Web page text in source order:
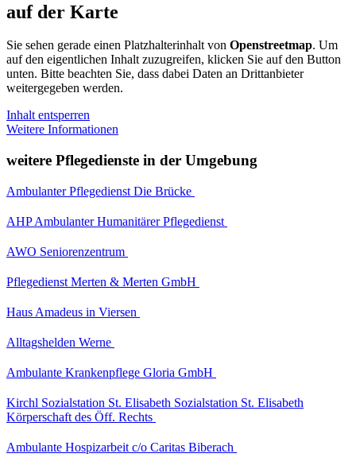
auf der Karte
Sie sehen gerade einen Platzhalterinhalt von Openstreetmap. Um
auf den eigentlichen Inhalt zuzugreifen, klicken Sie auf den Button
unten. Bitte beachten Sie, dass dabei Daten an Drittanbieter
weitergegeben werden.
Inhalt entsperren
Weitere Informationen
weitere Pflegedienste in der Umgebung
Ambulanter Pflegedienst Die Brücke
AHP Ambulanter Humanitärer Pflegedienst
AWO Seniorenzentrum
Pflegedienst Merten & Merten GmbH
Haus Amadeus in Viersen
Alltagshelden Werne
Ambulante Krankenpflege Gloria GmbH
Kirchl Sozialstation St. Elisabeth Sozialstation St. Elisabeth
Körperschaft des Öff. Rechts
Ambulante Hospizarbeit c/o Caritas Biberach